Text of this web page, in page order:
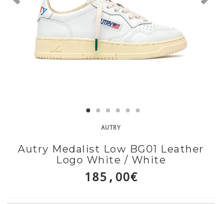
AUTRY
Autry Medalist Low BG01 Leather
Logo White / White
185,00€